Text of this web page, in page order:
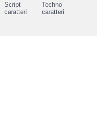
Script
caratteri
Techno
caratteri